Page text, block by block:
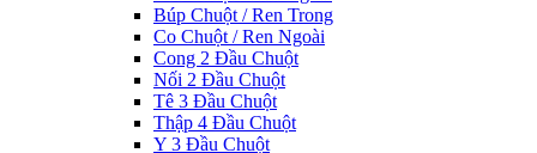
Búp Chuột / Ren Trong
Co Chuột / Ren Ngoài
Cong 2 Đầu Chuột
Nối 2 Đầu Chuột
Tê 3 Đầu Chuột
Thập 4 Đầu Chuột
Y 3 Đầu Chuột